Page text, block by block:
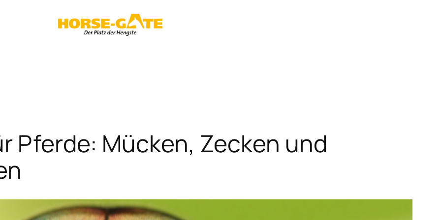
Pferde: Mücken, Zecken und